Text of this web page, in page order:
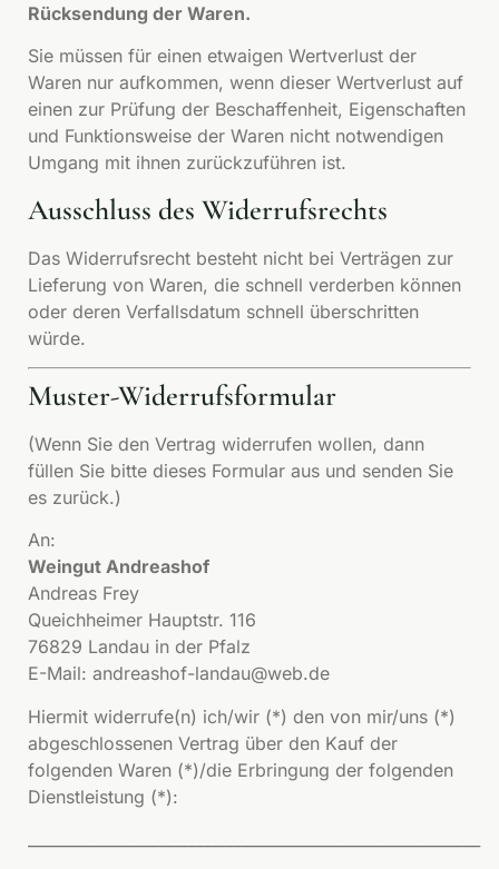
Rücksendung der Waren.
Sie müssen für einen etwaigen Wertverlust der
Waren nur aufkommen, wenn dieser Wertverlust auf
einen zur Prüfung der Beschaffenheit, Eigenschaften
und Funktionsweise der Waren nicht notwendigen
Umgang mit ihnen zurückzuführen ist.
Ausschluss des Widerrufsrechts
Das Widerrufsrecht besteht nicht bei Verträgen zur
Lieferung von Waren, die schnell verderben können
oder deren Verfallsdatum schnell überschritten
würde.
Muster-Widerrufsformular
(Wenn Sie den Vertrag widerrufen wollen, dann
füllen Sie bitte dieses Formular aus und senden Sie
es zurück.)
An:
Weingut Andreashof
Andreas Frey
Queichheimer Hauptstr. 116
76829 Landau in der Pfalz
E-Mail: andreashof-landau@web.de
Hiermit widerrufe(n) ich/wir (*) den von mir/uns (*)
abgeschlossenen Vertrag über den Kauf der
folgenden Waren (*)/die Erbringung der folgenden
Dienstleistung (*):